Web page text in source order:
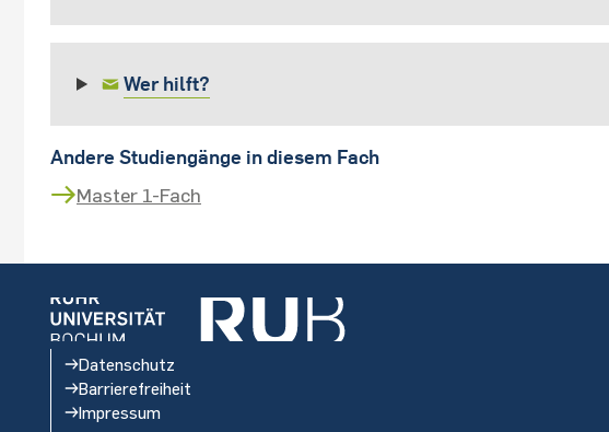
Wer hilft?
Andere Studiengänge in diesem Fach
Master 1-Fach
Datenschutz
Barrierefreiheit
Impressum